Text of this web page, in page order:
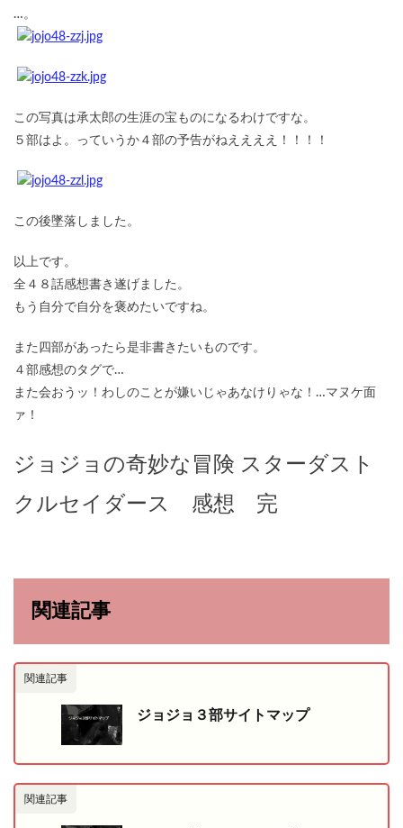
…。
この写真は承太郎の生涯の宝ものになるわけですな。
５部はよ。っていうか４部の予告がねええええ！！！！
この後墜落しました。
以上です。
全４８話感想書き遂げました。
もう自分で自分を褒めたいですね。
また四部があったら是非書きたいものです。
４部感想のタグで…
また会おうッ！わしのことが嫌いじゃあなけりゃな！…マヌケ面
ァ！
ジョジョの奇妙な冒険 スターダスト
クルセイダース 感想 完
関連記事
関連記事
ジョジョ３部サイトマップ
関連記事